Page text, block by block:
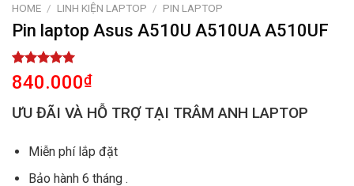
HOME / LINH KIỆN LAPTOP / PIN LAPTOP
Pin laptop Asus A510U A510UA A510UF
Rated
5.00
out of 5
1
customer
840.000₫
ƯU ĐÃI VÀ HỖ TRỢ TẠI TRÂM ANH LAPTOP
Miễn phí lắp đặt
Bảo hành 6 tháng .